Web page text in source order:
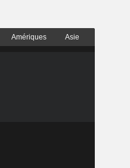
Amériques Asie